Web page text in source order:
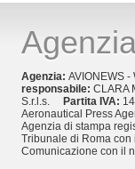
Agenzia: AVIONEWS
responsabile: CLARA
S.r.l.s.
Partita IVA:
Aeronautical Press
Agenzia di stampa
Tribunale di Roma
Comunicazione con il